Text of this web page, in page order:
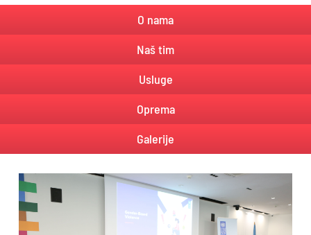
O nama
Naš tim
Usluge
Oprema
Galerije